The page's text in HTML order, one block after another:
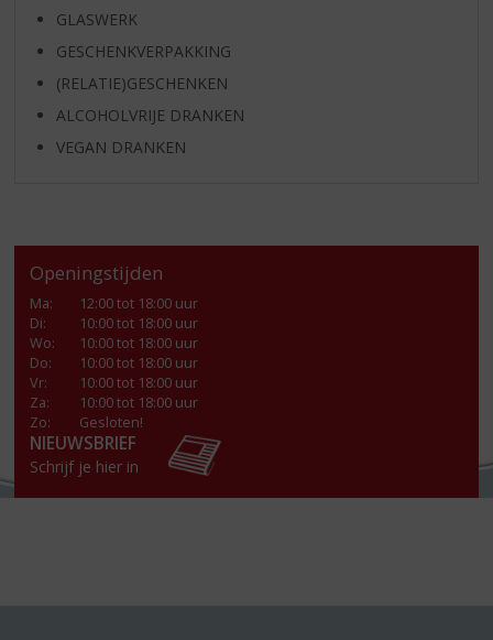
GLASWERK
GESCHENKVERPAKKING
(RELATIE)GESCHENKEN
ALCOHOLVRIJE DRANKEN
VEGAN DRANKEN
Openingstijden
Ma:
12:00 tot 18:00 uur
Di:
10:00 tot 18:00 uur
Wo:
10:00 tot 18:00 uur
Do:
10:00 tot 18:00 uur
Vr:
10:00 tot 18:00 uur
Za:
10:00 tot 18:00 uur
Zo:
Gesloten!
NIEUWSBRIEF
Schrijf je hier in